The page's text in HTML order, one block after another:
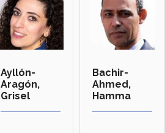
Ayllón-
Aragón,
Grisel
Bachir-
Ahmed,
Hamma